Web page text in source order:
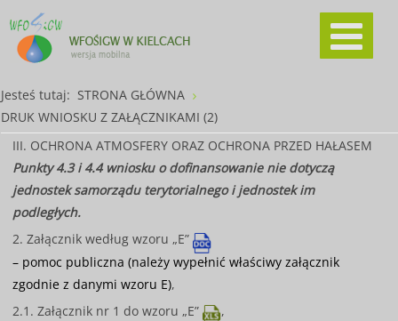
Jesteś tutaj: STRONA GŁÓWNA
DRUK WNIOSKU Z ZAŁĄCZNIKAMI (2)
III. OCHRONA ATMOSFERY ORAZ OCHRONA PRZED HAŁASEM
Punkty 4.3 i 4.4 wniosku o dofinansowanie nie dotyczą
jednostek samorządu terytorialnego i jednostek im
podległych.
2. Załącznik według wzoru „E”
– pomoc publiczna (należy wypełnić właściwy załącznik
zgodnie z danymi wzoru E),
2.1. Załącznik nr 1 do wzoru „E”
,